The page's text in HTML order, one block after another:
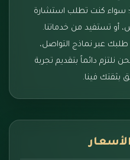
سواء كنت تطلب استشارة
تستفيد من خدماتنا.
عبر نماذج التواصل،
دائماً بتقديم تجربة
بثقتك فينا.